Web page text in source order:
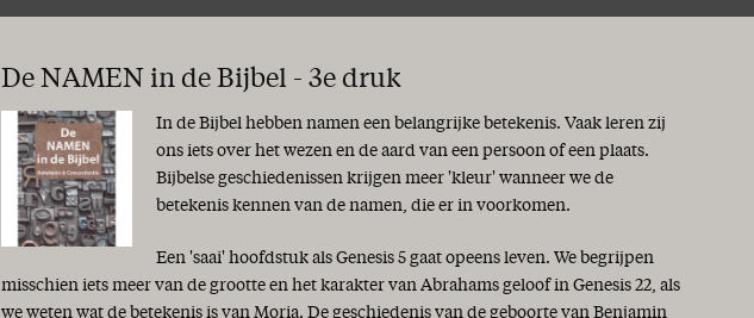
De NAMEN in de Bijbel - 3e druk
In de Bijbel hebben namen een belangrijke betekenis. Vaak leren zij
ons iets over het wezen en de aard van een persoon of een plaats.
Bijbelse geschiedenissen krijgen meer 'kleur' wanneer we de
betekenis kennen van de namen, die er in voorkomen.
Een 'saai' hoofdstuk als Genesis 5 gaat opeens leven. We begrijpen
misschien iets meer van de grootte en het karakter van Abrahams geloof in Genesis 22, als
we weten wat de betekenis is van Moria. De geschiedenis van de geboorte van Benjamin